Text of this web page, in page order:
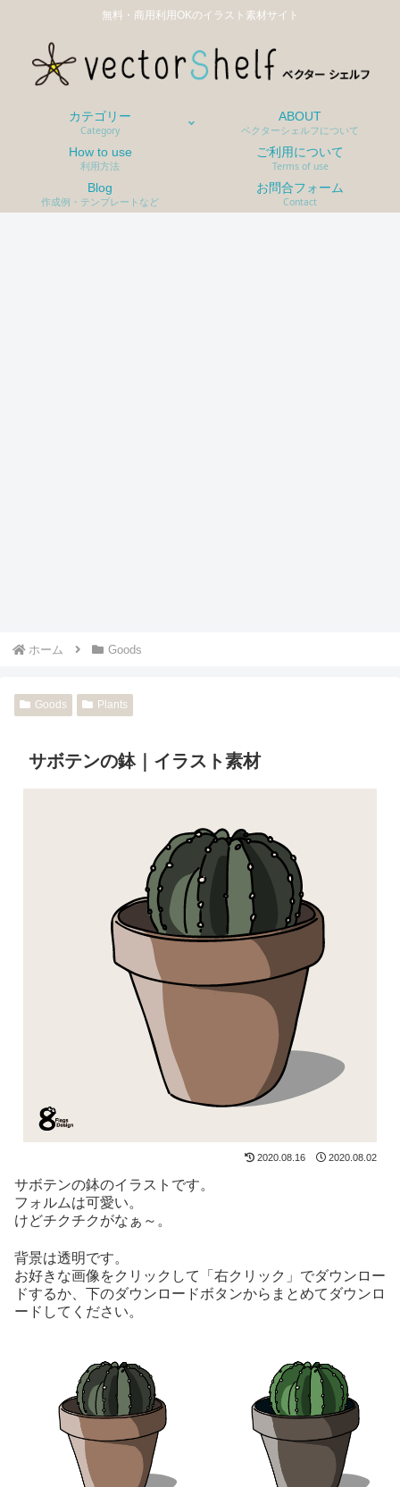
無料・商用利用OKのイラスト素材サイト
カテゴリー
Category
ABOUT
ベクターシェルフについて
How to use
利用方法
ご利用について
Terms of use
Blog
作成例・テンプレートなど
お問合フォーム
Contact
ホーム Goods
Goods Plants
サボテンの鉢｜イラスト素材
2020.08.16 2020.08.02
サボテンの鉢のイラストです。
フォルムは可愛い。
けどチクチクがなぁ～。
背景は透明です。
お好きな画像をクリックして「右クリック」でダウンロー
ドするか、下のダウンロードボタンからまとめてダウンロ
ードしてください。